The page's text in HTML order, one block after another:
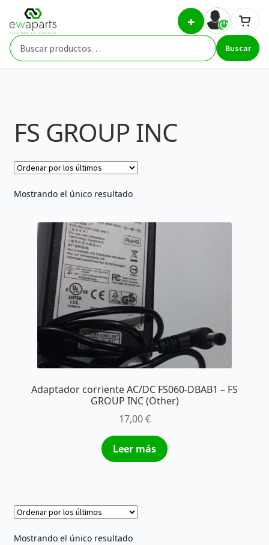
navegación
contenido
Buscar
por:
Buscar
+
Inicio
FS GROUP INC
Mostrando el único resultado
Adaptador corriente AC/DC FS060-DBAB1 – FS
GROUP INC (Other)
17,00€
Leer más
Mostrando el único resultado